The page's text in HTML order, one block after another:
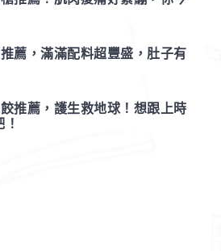
薦，滿滿配料超豐盛，肚子有
推薦，護生救地球！想跟上時